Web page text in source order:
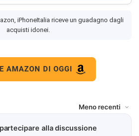
iPhoneItalia riceve un guadagno dagli
acquisti idonei.
AMAZON DI OGGI
alla discussione